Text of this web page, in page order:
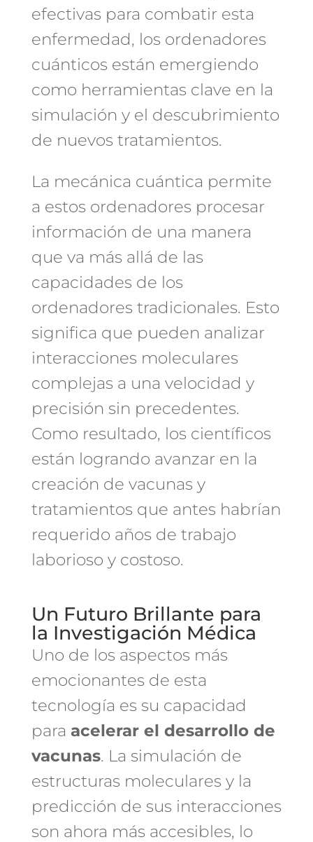
efectivas para combatir esta
enfermedad, los ordenadores
cuánticos están emergiendo
como herramientas clave en la
simulación y el descubrimiento
de nuevos tratamientos.
La mecánica cuántica permite
a estos ordenadores procesar
información de una manera
que va más allá de las
capacidades de los
ordenadores tradicionales. Esto
significa que pueden analizar
interacciones moleculares
complejas a una velocidad y
precisión sin precedentes.
Como resultado, los científicos
están logrando avanzar en la
creación de vacunas y
tratamientos que antes habrían
requerido años de trabajo
laborioso y costoso.
Un Futuro Brillante para
la Investigación Médica
Uno de los aspectos más
emocionantes de esta
tecnología es su capacidad
para acelerar el desarrollo de
vacunas. La simulación de
estructuras moleculares y la
predicción de sus interacciones
son ahora más accesibles, lo